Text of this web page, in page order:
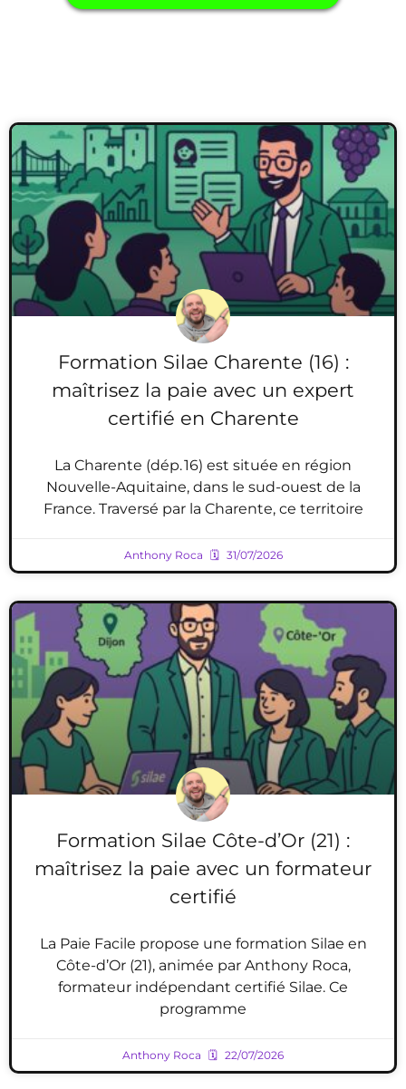
Formation Silae Charente (16) :
maîtrisez la paie avec un expert
certifié en Charente
La Charente (dép. 16) est située en région
Nouvelle-Aquitaine, dans le sud-ouest de la
France. Traversé par la Charente, ce territoire
Anthony Roca 31/07/2026
Formation Silae Côte-d’Or (21) :
maîtrisez la paie avec un formateur
certifié
La Paie Facile propose une formation Silae en
Côte-d’Or (21), animée par Anthony Roca,
formateur indépendant certifié Silae. Ce
programme
Anthony Roca 22/07/2026